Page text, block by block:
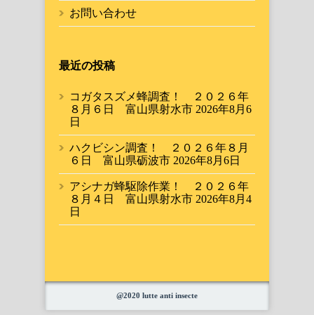
お問い合わせ
最近の投稿
コガタスズメ蜂調査！ ２０２６年
８月６日 富山県射水市 2026年8月6
日
ハクビシン調査！ ２０２６年８月
６日 富山県砺波市 2026年8月6日
アシナガ蜂駆除作業！ ２０２６年
８月４日 富山県射水市 2026年8月4
日
@2020 lutte anti insecte